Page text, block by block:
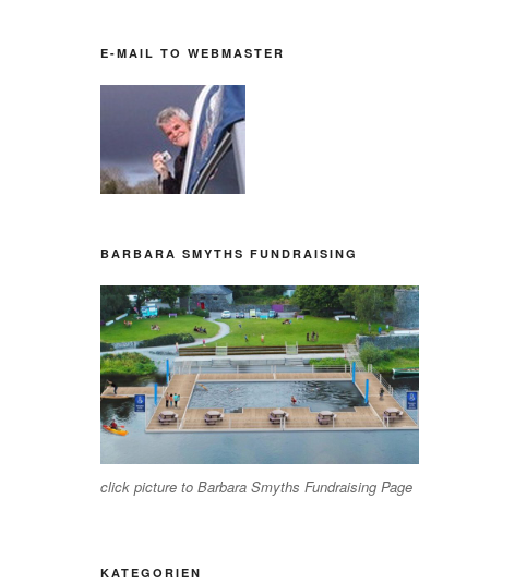
E-MAIL TO WEBMASTER
BARBARA SMYTHS FUNDRAISING
click picture to Barbara Smyths Fundraising Page
KATEGORIEN